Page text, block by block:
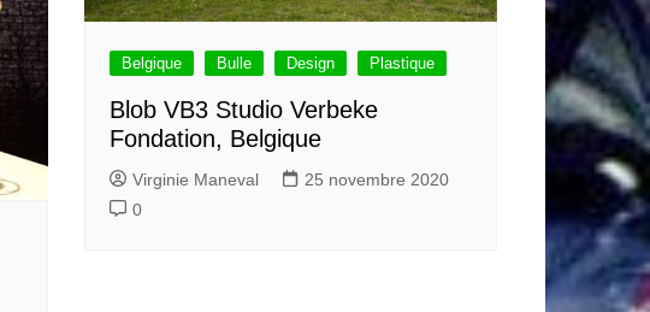
Belgique Bulle Design Plastique
Blob VB3 Studio Verbeke
Fondation, Belgique
Virginie Maneval
25 novembre 2020
0